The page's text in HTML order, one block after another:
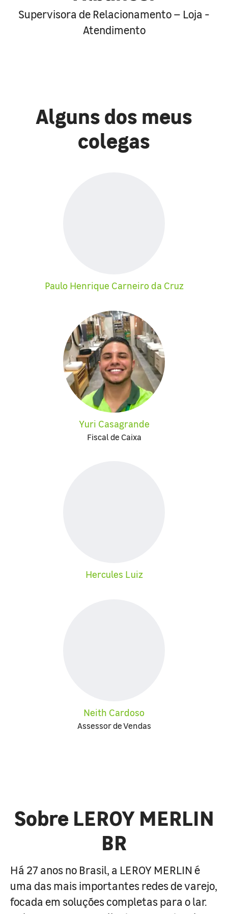
Supervisora de Relacionamento – Loja -
Atendimento
Alguns dos meus
colegas
Paulo Henrique Carneiro da Cruz
Yuri Casagrande
Fiscal de Caixa
Hercules Luiz
Neith Cardoso
Assessor de Vendas
Sobre LEROY MERLIN
BR
Há 27 anos no Brasil, a LEROY MERLIN é
uma das mais importantes redes de varejo,
focada em soluções completas para o lar.